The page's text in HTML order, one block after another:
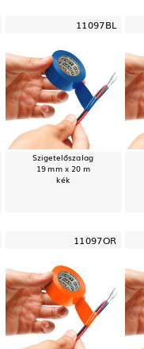
11097BL
Szigetelőszalag
19 mm x 20 m
kék
11097OR